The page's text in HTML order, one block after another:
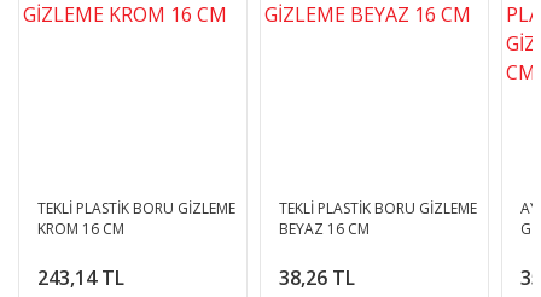
TEKLİ PLASTİK BORU GİZLEME
KROM 16 CM
243,14 TL
TEKLİ PLASTİK BORU GİZLEME
BEYAZ 16 CM
38,26 TL